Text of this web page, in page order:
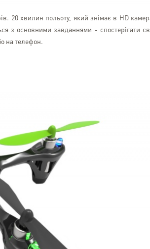
20 хвилин польоту, який знімає в HD
з основними завданнями - спостерігати
на телефон.